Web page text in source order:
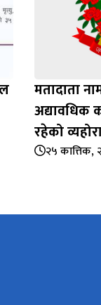
मतादाता
अद्यावधिक
रहेको
२५ कात्तिक,